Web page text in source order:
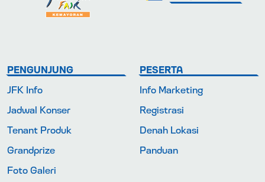
PENGUNJUNG
JFK Info
Jadwal Konser
Tenant Produk
Grandprize
Foto Galeri
PESERTA
Info Marketing
Registrasi
Denah Lokasi
Panduan